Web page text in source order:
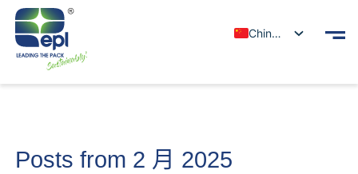
Chinese
Posts from 2 月 2025